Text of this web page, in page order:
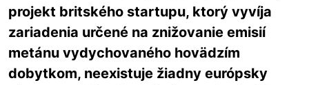
projekt britského startupu, ktorý vyvíja
zariadenia určené na znižovanie emisií
metánu vydychovaného hovädzím
dobytkom, neexistuje žiadny európsky